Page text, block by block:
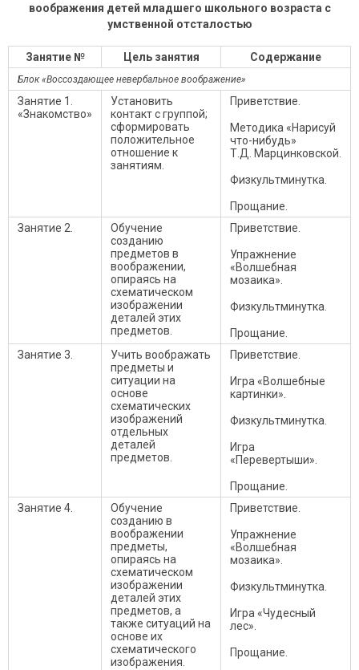
воображения детей младшего школьного возраста с
умственной отсталостью
Занятие № Цель занятия Содержание
Блок «Воссоздающее невербальное воображение»
Занятие 1.
«Знакомство»
Установить
контакт с группой;
сформировать
положительное
отношение к
занятиям.
Приветствие.
Методика «Нарисуй
что-нибудь»
Т.Д. Марцинковской.
Физкультминутка.
Прощание.
Занятие 2.
Обучение
созданию
предметов в
воображении,
опираясь на
схематическом
изображении
деталей этих
предметов.
Приветствие.
Упражнение
«Волшебная
мозаика».
Физкультминутка.
Прощание.
Занятие 3.
Учить воображать
предметы и
ситуации на
основе
схематических
изображений
отдельных
деталей
предметов.
Приветствие.
Игра «Волшебные
картинки».
Физкультминутка.
Игра
«Перевертыши».
Прощание.
Занятие 4.
Обучение
созданию в
воображении
предметы,
опираясь на
схематическом
изображении
деталей этих
предметов, а
также ситуаций на
основе их
схематического
изображения.
Приветствие.
Упражнение
«Волшебная
мозаика».
Физкультминутка.
Игра «Чудесный
лес».
Прощание.